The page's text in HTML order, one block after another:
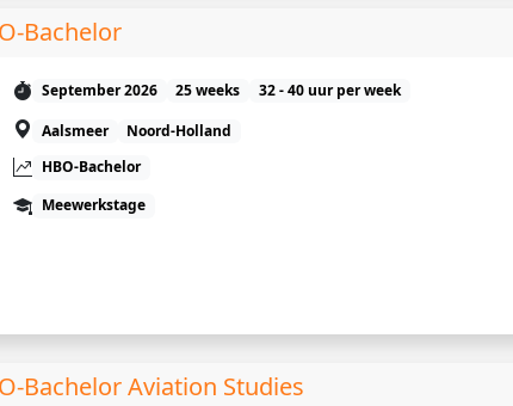
Bachelor
September 2026 25 weeks
32 - 40 uur per week
Aalsmeer
Noord-Holland
HBO-Bachelor
Meewerkstage
Bachelor Aviation Studies